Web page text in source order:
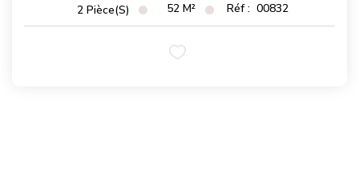
2 Pièce(s) 52 M² Réf : 00832